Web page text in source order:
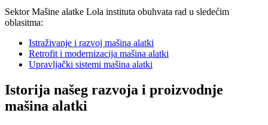
Sektor Mašine alatke Lola instituta obuhvata rad u sledećim
oblasitma:
Istraživanje i razvoj mašina alatki
Retrofit i modernizacija mašina alatki
Upravljački sistemi mašina alatki
Istorija našeg razvoja i proizvodnje
mašina alatki